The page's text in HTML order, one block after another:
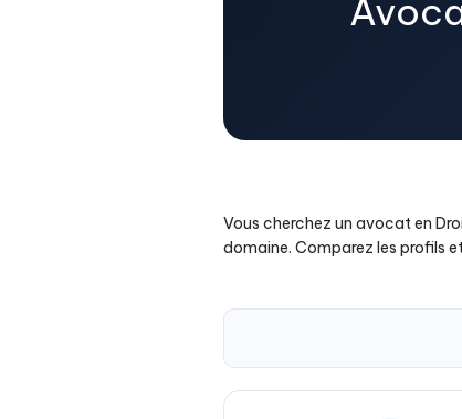
Vous cherchez un avocat en
domaine. Comparez les profils